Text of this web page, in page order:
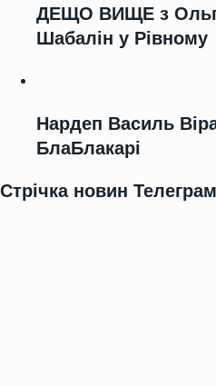
ДЕЩО ВИЩЕ з
Шабалін у Рівному
Нардеп Василь
БлаБлакарі
Стрічка новин Телеграм